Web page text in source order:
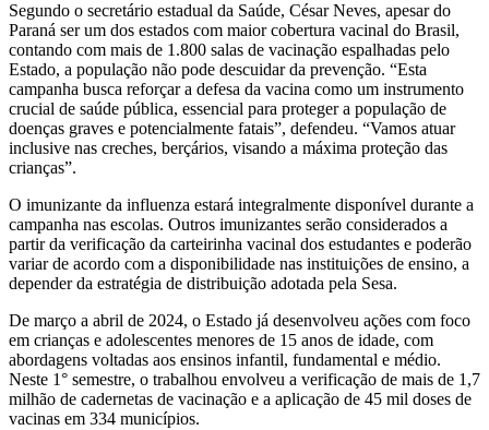
Segundo o secretário estadual da Saúde, César Neves, apesar do
Paraná ser um dos estados com maior cobertura vacinal do Brasil,
contando com mais de 1.800 salas de vacinação espalhadas pelo
Estado, a população não pode descuidar da prevenção. “Esta
campanha busca reforçar a defesa da vacina como um instrumento
crucial de saúde pública, essencial para proteger a população de
doenças graves e potencialmente fatais”, defendeu. “Vamos atuar
inclusive nas creches, berçários, visando a máxima proteção das
crianças”.
O imunizante da influenza estará integralmente disponível durante a
campanha nas escolas. Outros imunizantes serão considerados a
partir da verificação da carteirinha vacinal dos estudantes e poderão
variar de acordo com a disponibilidade nas instituições de ensino, a
depender da estratégia de distribuição adotada pela Sesa.
De março a abril de 2024, o Estado já desenvolveu ações com foco
em crianças e adolescentes menores de 15 anos de idade, com
abordagens voltadas aos ensinos infantil, fundamental e médio.
Neste 1° semestre, o trabalhou envolveu a verificação de mais de 1,7
milhão de cadernetas de vacinação e a aplicação de 45 mil doses de
vacinas em 334 municípios.